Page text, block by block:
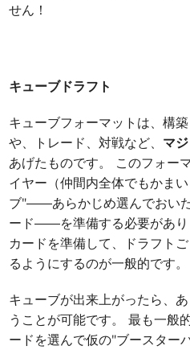
せん！
キューブドラフト
キューブフォーマットは、構
や、トレード、対戦など、 マ
あげたものです。 このフォー
イヤー（仲間内全体でもかま
ブ"――あらかじめ選んでおい
ード――を準備する必要があ
カードを準備して、ドラフト
るようにするのが一般的です。
キューブが出来上がったら、
うことが可能です。 最も一般
ードを選んで仮の"ブースター